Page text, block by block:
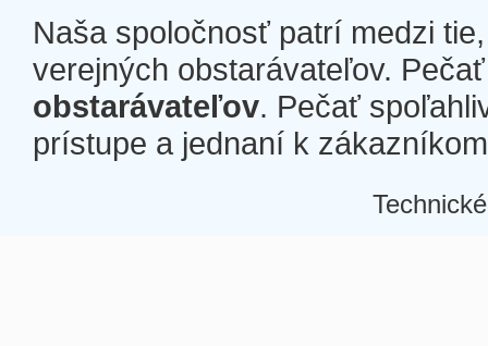
Naša spoločnosť patrí medzi
verejných obstarávateľov.
obstarávateľov. Pečať
prístupe a jednaní k